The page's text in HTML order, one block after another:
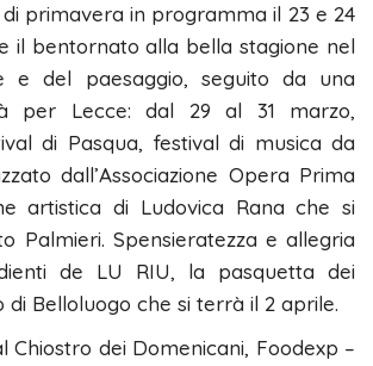
di primavera in programma il 23 e 24
il bentornato alla bella stagione nel
e del paesaggio, seguito da una
per Lecce: dal 29 al 31 marzo,
di Pasqua, festival di musica da
dall’Associazione Opera Prima
artistica di Ludovica Rana che si
Palmieri. Spensieratezza e allegria
de LU RIU, la pasquetta dei
di Belloluogo che si terrà il 2 aprile.
Chiostro dei Domenicani, Foodexp –